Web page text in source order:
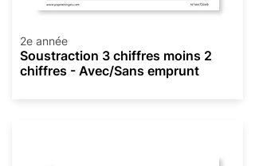
2e année
Soustraction 3 chiffres moins 2
chiffres - Avec/Sans emprunt